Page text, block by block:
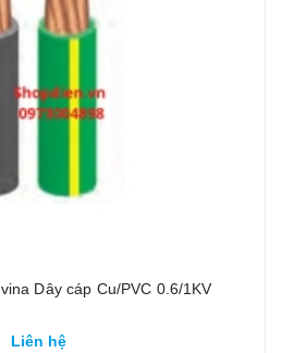
Dây cáp Cu/PVC 0.6/1KV
Liên hệ